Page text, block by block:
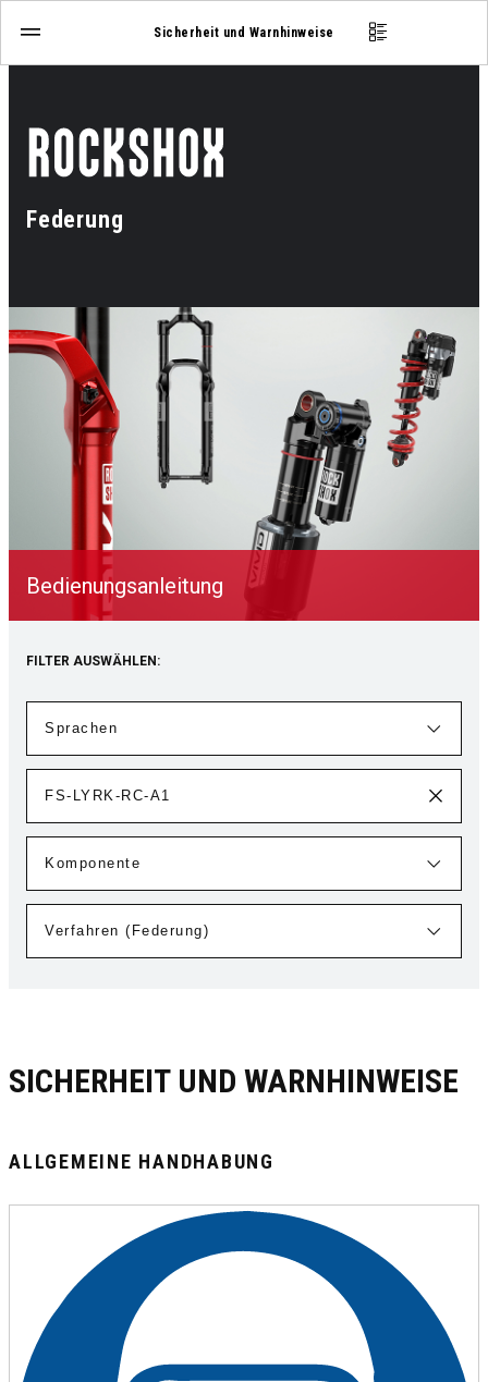
Sicherheit und Warnhinweise
Federung
Bedienungsanleitung
FILTER AUSWÄHLEN:
SICHERHEIT UND WARNHINWEISE
ALLGEMEINE HANDHABUNG